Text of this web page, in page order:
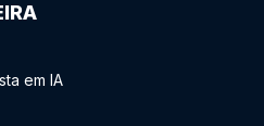
em IA